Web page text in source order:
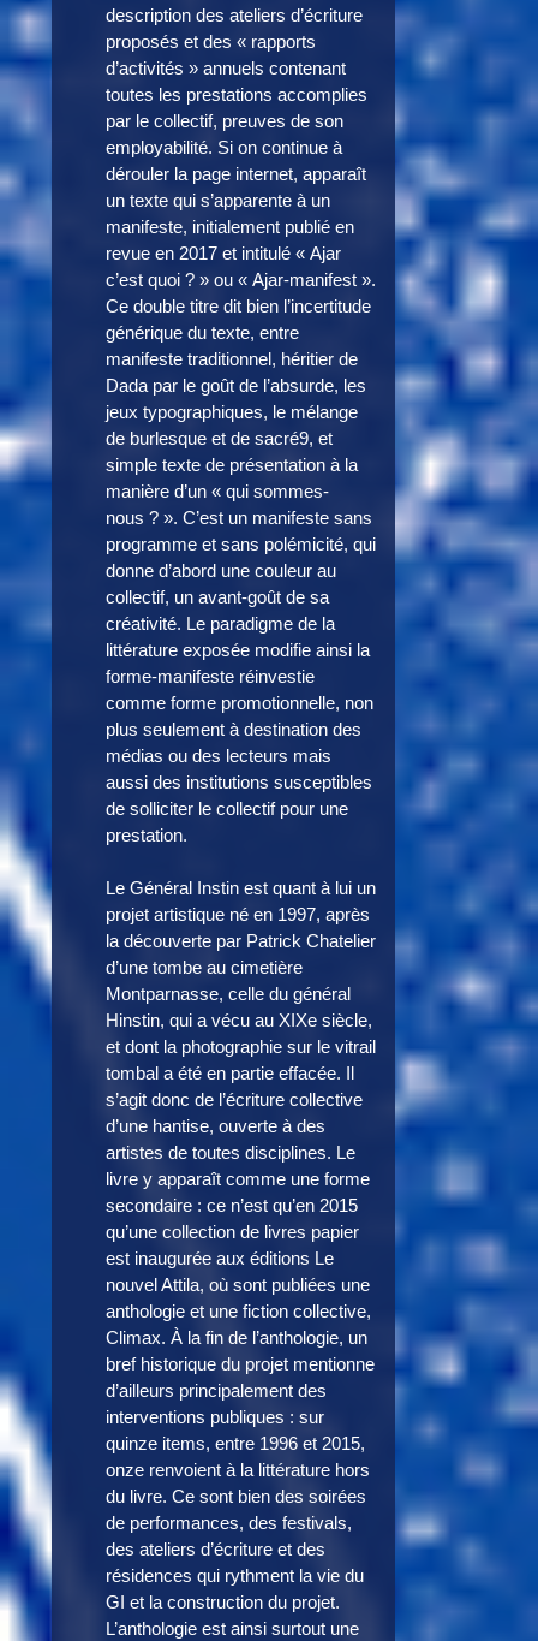
description des ateliers d’écriture
proposés et des « rapports
d’activités » annuels contenant
toutes les prestations accomplies
par le collectif, preuves de son
employabilité. Si on continue à
dérouler la page internet, apparaît
un texte qui s’apparente à un
manifeste, initialement publié en
revue en 2017 et intitulé « Ajar
c’est quoi ? » ou « Ajar-manifest ».
Ce double titre dit bien l’incertitude
générique du texte, entre
manifeste traditionnel, héritier de
Dada par le goût de l’absurde, les
jeux typographiques, le mélange
de burlesque et de sacré9, et
simple texte de présentation à la
manière d’un « qui sommes-
nous ? ». C’est un manifeste sans
programme et sans polémicité, qui
donne d’abord une couleur au
collectif, un avant-goût de sa
créativité. Le paradigme de la
littérature exposée modifie ainsi la
forme-manifeste réinvestie
comme forme promotionnelle, non
plus seulement à destination des
médias ou des lecteurs mais
aussi des institutions susceptibles
de solliciter le collectif pour une
prestation.
Le Général Instin est quant à lui un
projet artistique né en 1997, après
la découverte par Patrick Chatelier
d’une tombe au cimetière
Montparnasse, celle du général
Hinstin, qui a vécu au XIXe siècle,
et dont la photographie sur le vitrail
tombal a été en partie effacée. Il
s’agit donc de l’écriture collective
d’une hantise, ouverte à des
artistes de toutes disciplines. Le
livre y apparaît comme une forme
secondaire : ce n’est qu’en 2015
qu’une collection de livres papier
est inaugurée aux éditions Le
nouvel Attila, où sont publiées une
anthologie et une fiction collective,
Climax. À la fin de l’anthologie, un
bref historique du projet mentionne
d’ailleurs principalement des
interventions publiques : sur
quinze items, entre 1996 et 2015,
onze renvoient à la littérature hors
du livre. Ce sont bien des soirées
de performances, des festivals,
des ateliers d’écriture et des
résidences qui rythment la vie du
GI et la construction du projet.
L’anthologie est ainsi surtout une